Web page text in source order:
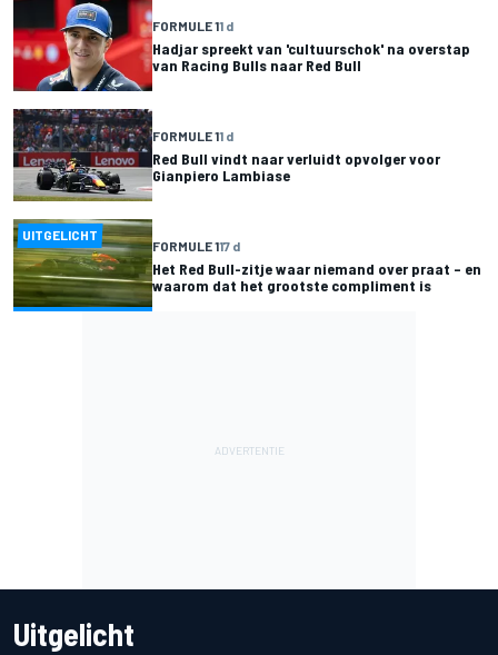
FORMULE 11 d
Hadjar spreekt van 'cultuurschok' na overstap
van Racing Bulls naar Red Bull
FORMULE 11 d
Red Bull vindt naar verluidt opvolger voor
Gianpiero Lambiase
UITGELICHT
FORMULE 117 d
Het Red Bull-zitje waar niemand over praat – en
waarom dat het grootste compliment is
Uitgelicht